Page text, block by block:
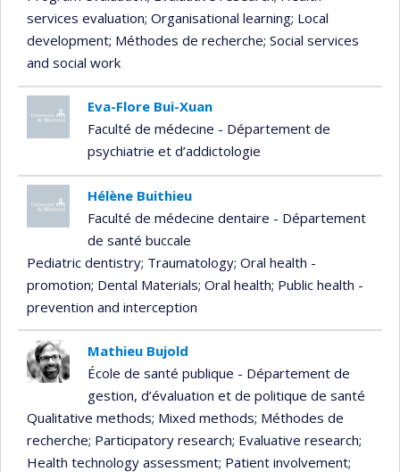
services evaluation; Organisational learning; Local
development; Méthodes de recherche; Social services
and social work
Eva-Flore Bui-Xuan
Faculté de médecine - Département de
psychiatrie et d’addictologie
Hélène Buithieu
Faculté de médecine dentaire - Département
de santé buccale
Pediatric dentistry; Traumatology; Oral health -
promotion; Dental Materials; Oral health; Public health -
prevention and interception
Mathieu Bujold
École de santé publique - Département de
gestion, d’évaluation et de politique de santé
Qualitative methods; Mixed methods; Méthodes de
recherche; Participatory research; Evaluative research;
Health technology assessment; Patient involvement;